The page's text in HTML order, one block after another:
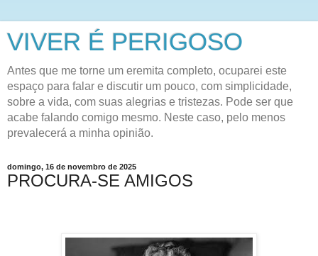
VIVER É PERIGOSO
Antes que me torne um eremita completo, ocuparei este
espaço para falar e discutir um pouco, com simplicidade,
sobre a vida, com suas alegrias e tristezas. Pode ser que
acabe falando comigo mesmo. Neste caso, pelo menos
prevalecerá a minha opinião.
domingo, 16 de novembro de 2025
PROCURA-SE AMIGOS